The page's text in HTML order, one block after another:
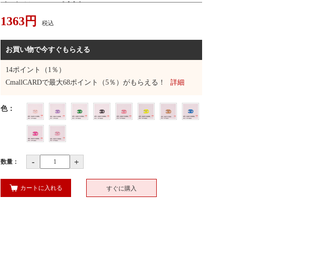
1363円 税込
お買い物で今すぐもらえる
14ポイント（1％）
CmallCARDで最大68ポイント（5％）がもらえる！ 詳細
色：
数量： - +
カートに入れる すぐに購入